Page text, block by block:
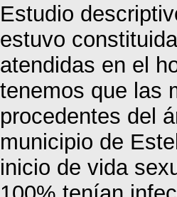
Estudio
estuvo
atendidas en el
tenemos que las
procedentes del
municipio de
inicio de vida